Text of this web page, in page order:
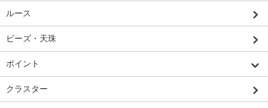
ルース
ビーズ・天珠
ポイント
クラスター